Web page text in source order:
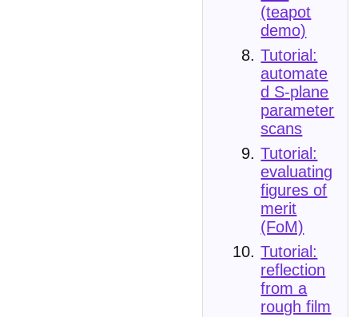
(teapot
demo)
Tutorial:
automate
d S-plane
parameter
scans
Tutorial:
evaluating
figures of
merit
(FoM)
Tutorial:
reflection
from a
rough film